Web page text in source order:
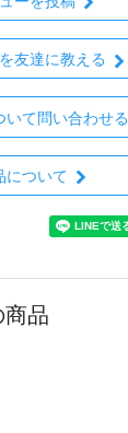
友達に教える
いて問い合わせる
について
品